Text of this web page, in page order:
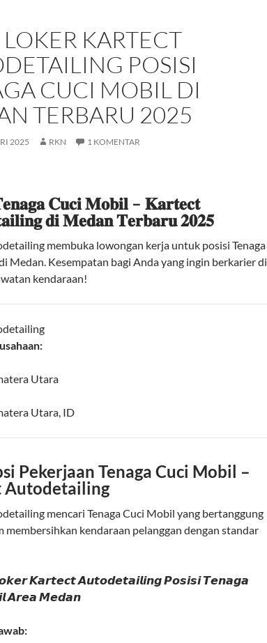
KARTECT
POSISI
CUCI MOBIL DI
TERBARU 2025
2025 RKN 1 KOMENTAR
𝐂𝐮𝐜𝐢 𝐌𝐨𝐛𝐢𝐥 – 𝐊𝐚𝐫𝐭𝐞𝐜𝐭
𝐝𝐢 𝐌𝐞𝐝𝐚𝐧 𝐓𝐞𝐫𝐛𝐚𝐫𝐮 𝟐𝟎𝟐𝟓
membuka lowongan kerja untuk posisi Tenaga
Medan. Kesempatan bagi Anda yang ingin berkarier di
kendaraan!
Utara
Utara, ID
Pekerjaan Tenaga Cuci Mobil –
Autodetailing
mencari Tenaga Cuci Mobil yang bertanggung
membersihkan kendaraan pelanggan dengan standar
𝙆𝙖𝙧𝙩𝙚𝙘𝙩 𝘼𝙪𝙩𝙤𝙙𝙚𝙩𝙖𝙞𝙡𝙞𝙣𝙜 𝙋𝙤𝙨𝙞𝙨𝙞 𝙏𝙚𝙣𝙖𝙜𝙖
𝘼𝙧𝙚𝙖 𝙈𝙚𝙙𝙖𝙣